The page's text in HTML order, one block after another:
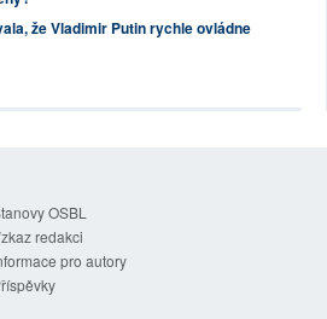
že Vladimir Putin rychle ovládne
OSBL
redakci
pro autory